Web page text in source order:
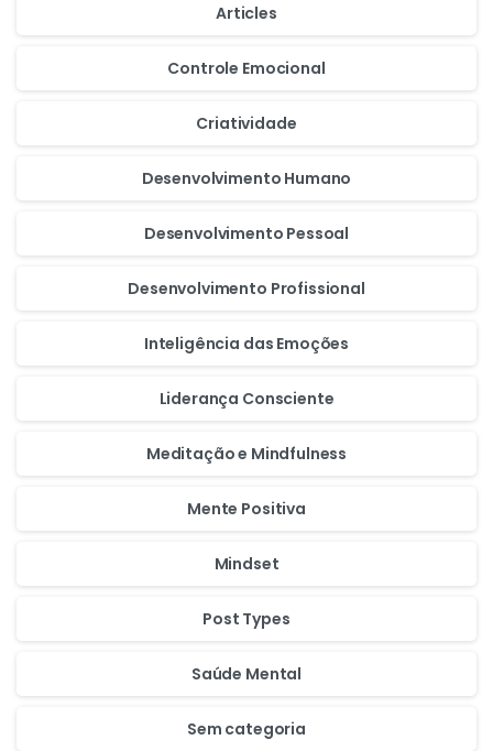
Articles
Controle Emocional
Criatividade
Desenvolvimento Humano
Desenvolvimento Pessoal
Desenvolvimento Profissional
Inteligência das Emoções
Liderança Consciente
Meditação e Mindfulness
Mente Positiva
Mindset
Post Types
Saúde Mental
Sem categoria